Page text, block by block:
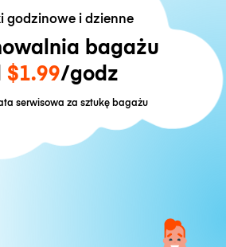
godzinowe i dzienne
bagażu
$1.99/godz
serwisowa za sztukę bagażu